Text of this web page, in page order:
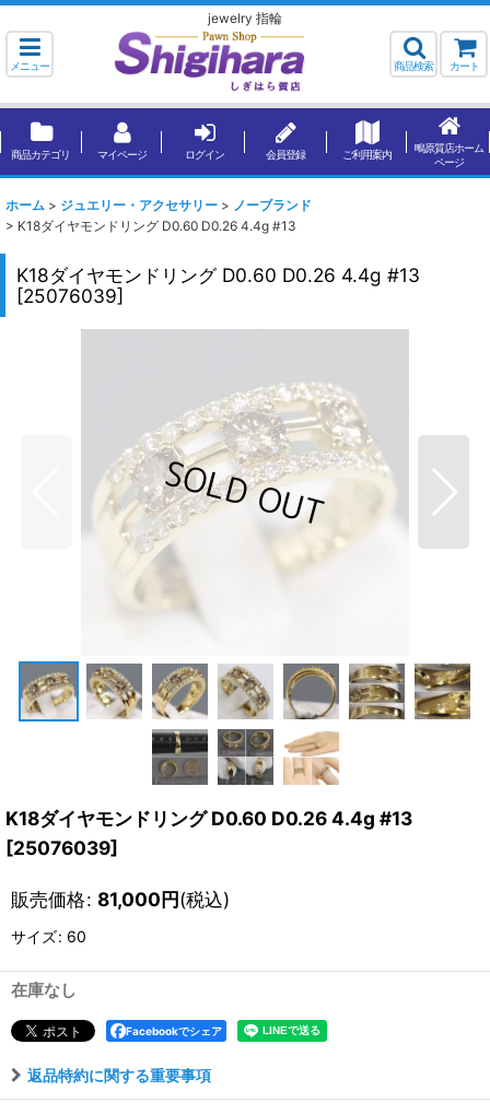
jewelry 指輪
メニュー 商品検索 カート
商品カテゴリ マイページ ログイン 会員登録 ご利用案内
鴫原質店ホーム
ページ
ホーム > ジュエリー・アクセサリー > ノーブランド
> K18ダイヤモンドリング D0.60 D0.26 4.4g #13
K18ダイヤモンドリング D0.60 D0.26 4.4g #13
[25076039]
K18ダイヤモンドリング D0.60 D0.26 4.4g #13
[25076039]
販売価格: 81,000円(税込)
サイズ: 60
在庫なし
Facebookでシェア
返品特約に関する重要事項